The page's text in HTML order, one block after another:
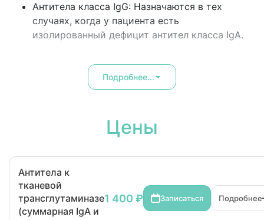
Антитела класса IgG: Назначаются в тех
случаях, когда у пациента есть
изолированный дефицит антител класса IgA.
Подробнее...
Цены
Антитела к
тканевой
трансглутаминазе
(суммарная IgA и
1 400 ₽ Записаться Подробнее